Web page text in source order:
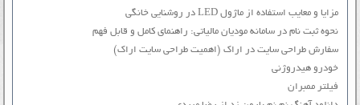
مزایا و معایب استفاده از ماژول LED در روشنایی خانگی
نحوه ثبت نام در سامانه مودیان مالیاتی: راهنمای کامل و قابل فهم
سفارش طراحی سایت در اراک (اهمیت طراحی سایت اراک)
خودرو هیدروژنی
فیلتر ممبران